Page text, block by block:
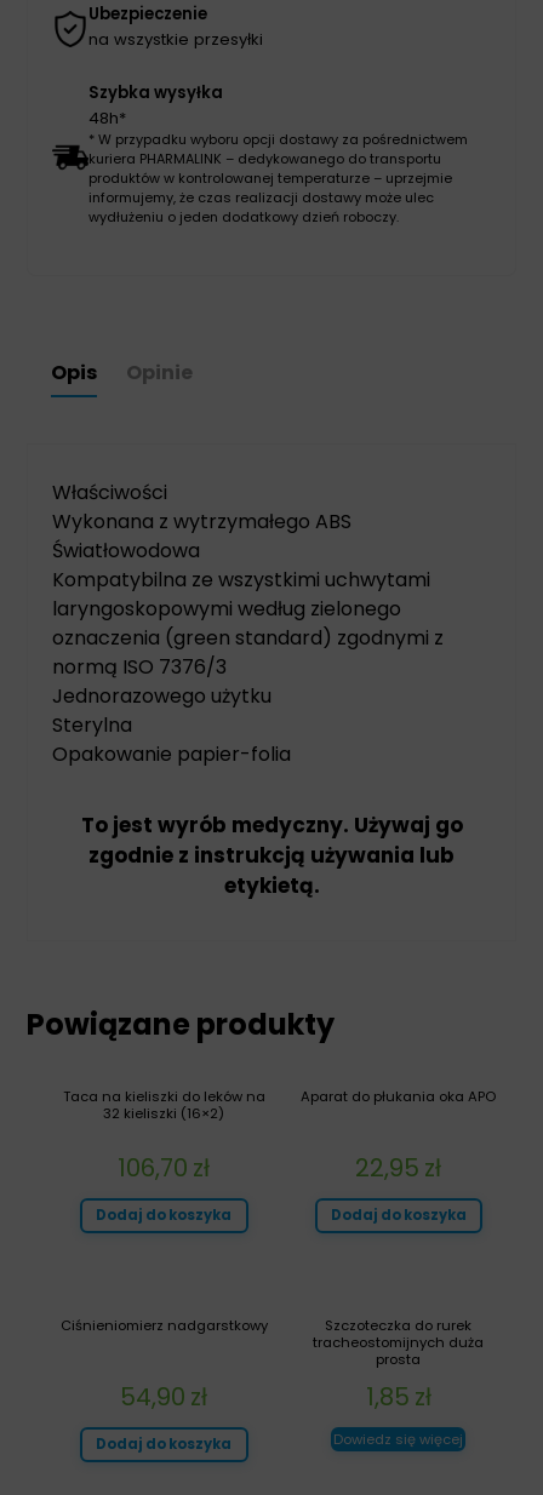
Ubezpieczenie
na wszystkie przesyłki
Szybka wysyłka
48h*
* W przypadku wyboru opcji dostawy za pośrednictwem
kuriera PHARMALINK – dedykowanego do transportu
produktów w kontrolowanej temperaturze – uprzejmie
informujemy, że czas realizacji dostawy może ulec
wydłużeniu o jeden dodatkowy dzień roboczy.
Opis Opinie
Właściwości
Wykonana z wytrzymałego ABS
Światłowodowa
Kompatybilna ze wszystkimi uchwytami
laryngoskopowymi według zielonego
oznaczenia (green standard) zgodnymi z
normą ISO 7376/3
Jednorazowego użytku
Sterylna
Opakowanie papier-folia
To jest wyrób medyczny. Używaj go
zgodnie z instrukcją używania lub
etykietą.
Powiązane produkty
Aparat do płukania oka APO
22,95 zł
Dodaj do koszyka
Taca na kieliszki do leków na
32 kieliszki (16×2)
106,70 zł
Dodaj do koszyka
Szczoteczka do rurek
tracheostomijnych duża
prosta
1,85 zł
Dowiedz się więcej
Ciśnieniomierz nadgarstkowy
54,90 zł
Dodaj do koszyka